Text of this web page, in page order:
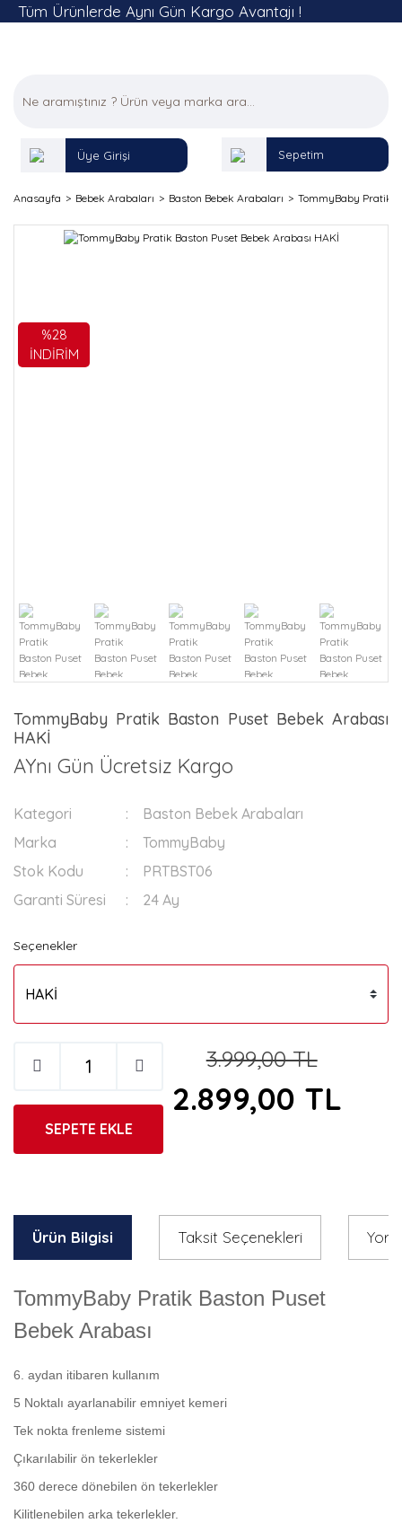
Tüm Ürünlerde Aynı Gün Kargo Avantajı !
Üye Girişi Sepetim
Anasayfa Bebek Arabaları Baston Bebek Arabaları TommyBaby Pratik
TommyBaby Pratik Baston Puset Bebek Arabası
HAKİ
AYnı Gün Ücretsiz Kargo
Kategori
Baston Bebek Arabaları
Marka
TommyBaby
Stok Kodu
PRTBST06
Garanti Süresi
24 Ay
Seçenekler
%28
İNDİRİM
3.999,00 TL
2.899,00 TL
SEPETE EKLE
Ürün Bilgisi Taksit Seçenekleri
TommyBaby Pratik Baston Puset
Bebek Arabası
6. aydan itibaren kullanım
5 Noktalı ayarlanabilir emniyet kemeri
Tek nokta frenleme sistemi
Çıkarılabilir ön tekerlekler
360 derece dönebilen ön tekerlekler
Kilitlenebilen arka tekerlekler.